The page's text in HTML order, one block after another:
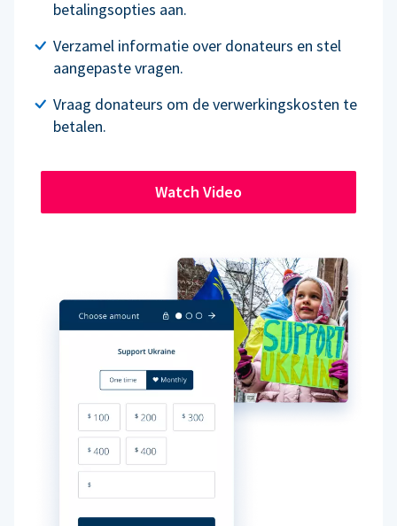
betalingsopties aan.
Verzamel informatie over donateurs en stel
aangepaste vragen.
Vraag donateurs om de verwerkingskosten te
betalen.
Watch Video